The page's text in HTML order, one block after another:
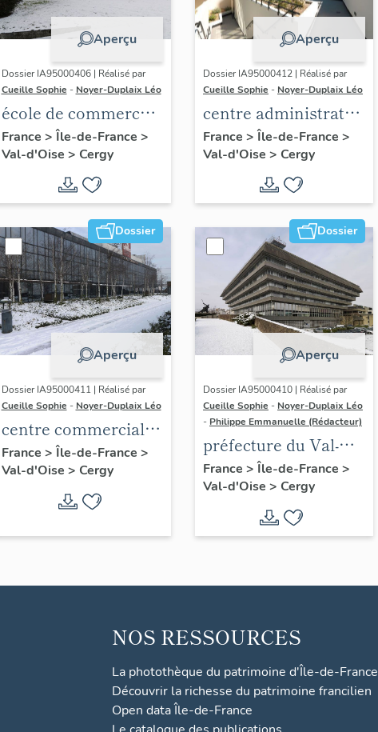
Aperçu
Dossier IA95000406 | Réalisé par
Cueille Sophie - Noyer-Duplaix Léo
école de commerce ;
école supérieure des
sciences
économiques et
commerciales
(ESSEC)
France > Île-de-France >
Val-d'Oise > Cergy
Aperçu
Dossier IA95000412 | Réalisé par
Cueille Sophie - Noyer-Duplaix Léo
centre administratif
dit Centre culturel et
administratif André
Malraux
France > Île-de-France >
Val-d'Oise > Cergy
Dossier
Aperçu
Dossier IA95000411 | Réalisé par
Cueille Sophie - Noyer-Duplaix Léo
centre commercial
des Trois Fontaines
France > Île-de-France >
Val-d'Oise > Cergy
Dossier
Aperçu
Dossier IA95000410 | Réalisé par
Cueille Sophie - Noyer-Duplaix Léo
- Philippe Emmanuelle (Rédacteur)
préfecture du Val-
d'Oise
France > Île-de-France >
Val-d'Oise > Cergy
NOS RESSOURCES
La photothèque du patrimoine d'Île-de-France
Découvrir la richesse du patrimoine francilien
Open data Île-de-France